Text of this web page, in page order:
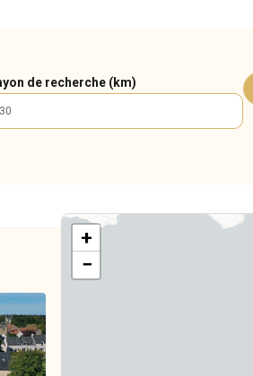
de recherche (km)
+
−